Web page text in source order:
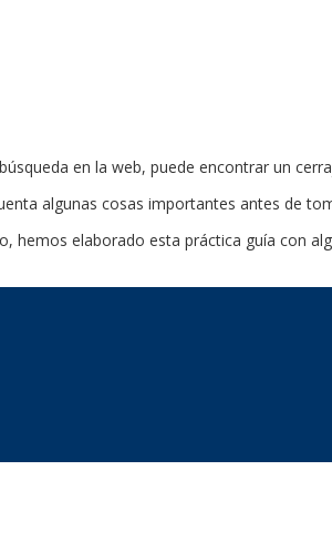
en la web, puede encontrar un
algunas cosas importantes antes de
hemos elaborado esta práctica guía con